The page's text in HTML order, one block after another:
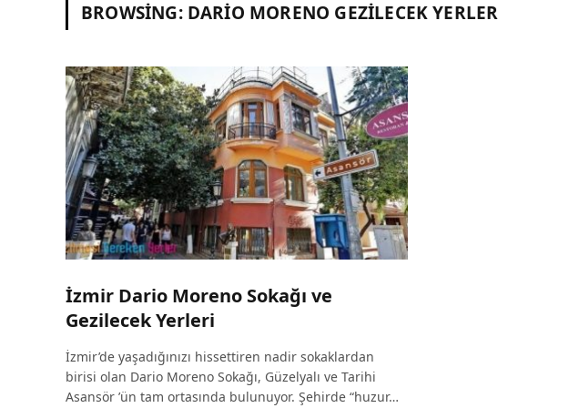
BROWSING: DARIO MORENO GEZILECEK YERLER
İzmir Dario Moreno Sokağı ve
Gezilecek Yerleri
İzmir’de yaşadığınızı hissettiren nadir sokaklardan
birisi olan Dario Moreno Sokağı, Güzelyalı ve Tarihi
Asansör ’ün tam ortasında bulunuyor. Şehirde “huzur…